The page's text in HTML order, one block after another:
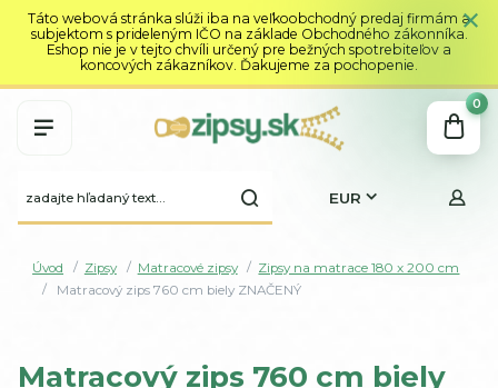
Táto webová stránka slúži iba na veľkoobchodný predaj firmám a
subjektom s prideleným IČO na základe Obchodného zákonníka.
Eshop nie je v tejto chvíli určený pre bežných spotrebiteľov a
koncových zákazníkov. Ďakujeme za pochopenie.
EUR
0
Úvod Zipsy Matracové zipsy
Zipsy na matrace 180 x 200 cm
Matracový zips 760 cm biely ZNAČENÝ
Matracový zips 760 cm biely